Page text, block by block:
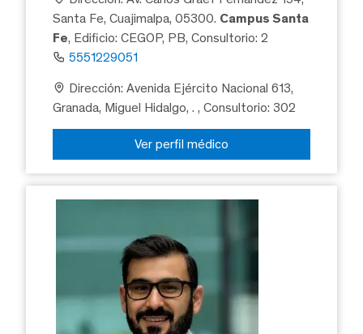
Santa Fe, Cuajimalpa, 05300. Campus Santa
Fe, Edificio: CEGOP, PB, Consultorio: 2
5551229051
Dirección: Avenida Ejército Nacional 613,
Granada, Miguel Hidalgo, ., Consultorio: 302
Ver perfil médico